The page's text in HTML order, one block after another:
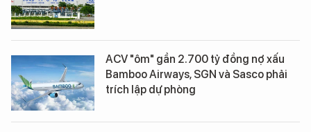
ACV "ôm" gần 2.700 tỷ đồng nợ xấu
Bamboo Airways, SGN và Sasco phải
trích lập dự phòng